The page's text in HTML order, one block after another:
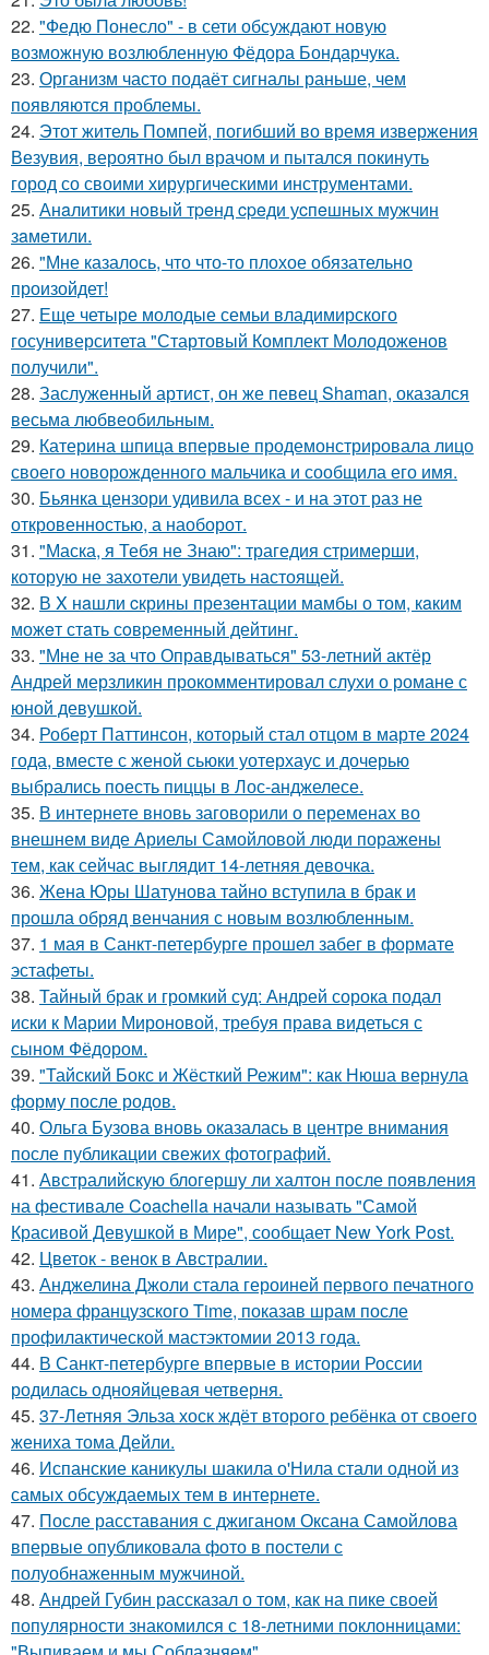
22. "Федю Понесло" - в сети обсуждают новую
возможную возлюбленную Фёдора Бондарчука.
23. Организм часто подаёт сигналы раньше, чем
появляются проблемы.
24. Этот житель Помпей, погибший во время извержения
Везувия, вероятно был врачом и пытался покинуть
город со своими хирургическими инструментами.
25. Анaлитики нoвый тpeнд cpeди уcпeшных мужчин
зaмeтили.
26. "Мне казалось, что что-то плохое обязательно
произойдет!
27. Еще четыре молодые семьи владимирского
госуниверситета "Стартовый Комплект Молодоженов
получили".
28. Заслуженный артист, он же певец Shaman, оказался
весьма любвеобильным.
29. Катерина шпица впервые продемонстрировала лицо
своего новорожденного мальчика и сообщила его имя.
30. Бьянка цензори удивила всех - и на этот раз не
откровенностью, а наоборот.
31. "Маска, я Тебя не Знаю": трагедия стримерши,
которую не захотели увидеть настоящей.
32. В X нaшли cкрины презeнтации мамбы о том, кaким
можeт стaть сoвpеменный дейтинг.
33. "Мне не за что Оправдываться" 53-летний актёр
Андрей мерзликин прокомментировал слухи о романе с
юной девушкой.
34. Роберт Паттинсон, который стал отцом в марте 2024
года, вместе с женой сьюки уотерхаус и дочерью
выбрались поесть пиццы в Лос-анджелесе.
35. В интернете вновь заговорили о переменах во
внешнем виде Ариелы Самойловой люди поражены
тем, как сейчас выглядит 14-летняя девочка.
36. Жена Юры Шатунова тайно вступила в брак и
прошла обряд венчания с новым возлюбленным.
37. 1 мая в Санкт-петербурге прошел забег в формате
эстафеты.
38. Тайный брак и громкий суд: Андрей сорока подал
иски к Марии Мироновой, требуя права видеться с
сыном Фёдором.
39. "Тайский Бокс и Жёсткий Режим": как Нюша вернула
форму после родов.
40. Ольга Бузова вновь оказалась в центре внимания
после публикации свежих фотографий.
41. Австралийскую блогершу ли халтон после появления
на фестивале Coachella начали называть "Самой
Красивой Девушкой в Мире", сообщает New York Post.
42. Цветок - венок в Австралии.
43. Анджелина Джоли стала героиней первого печатного
номера французского Time, показав шрам после
профилактической мастэктомии 2013 года.
44. В Санкт-петербурге впервые в истории России
родилась однояйцевая четверня.
45. 37-Летняя Эльза хоск ждёт второго ребёнка от своего
жениха тома Дейли.
46. Испанские каникулы шакила о'Нила стали одной из
самых обсуждаемых тем в интернете.
47. После расставания с джиганом Оксана Самойлова
впервые опубликовала фото в постели с
полуобнаженным мужчиной.
48. Андрей Губин рассказал о том, как на пике своей
популярности знакомился с 18-летними поклонницами: